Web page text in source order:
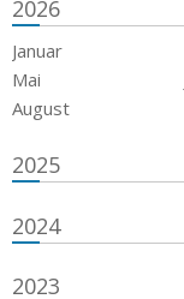
2026
Januar
Mai
August
2025
2024
2023